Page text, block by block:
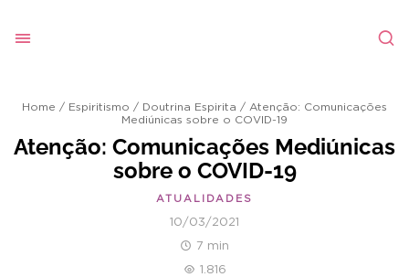
Home / Espiritismo / Doutrina Espirita / Atenção: Comunicações
Mediúnicas sobre o COVID-19
Atenção: Comunicações Mediúnicas
sobre o COVID-19
ATUALIDADES
10/03/2021
7 min
1.816